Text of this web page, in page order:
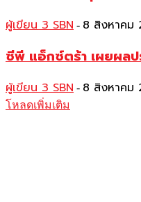
ผู้เขียน 3 SBN - 8 สิงหาคม
ซีพี แอ็กซ์ตร้า เผยผลป
ผู้เขียน 3 SBN - 8 สิงหาคม
โหลดเพิ่มเติม